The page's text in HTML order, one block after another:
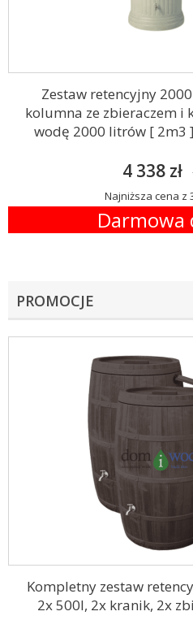
Zestaw retencyjny
kolumna ze zbieraczem i
wodę 2000 litrów [ 2m3
4 338 zł
Najniższa cena z
Darmowa
PROMOCJE
Kompletny zestaw
2x 500l, 2x kranik, 2x